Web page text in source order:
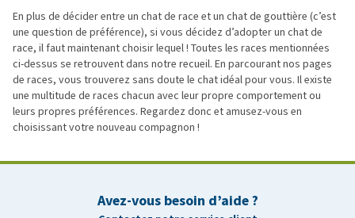
En plus de décider entre un chat de race et un chat de gouttière (c’est
une question de préférence), si vous décidez d’adopter un chat de
race, il faut maintenant choisir lequel ! Toutes les races mentionnées
ci-dessus se retrouvent dans notre recueil. En parcourant nos pages
de races, vous trouverez sans doute le chat idéal pour vous. Il existe
une multitude de races chacun avec leur propre comportement ou
leurs propres préférences. Regardez donc et amusez-vous en
choisissant votre nouveau compagnon !
Avez-vous besoin d’aide ?